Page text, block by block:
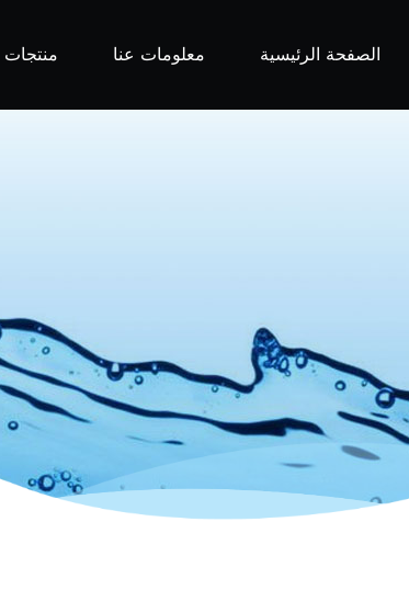
الصفحة الرئيسية معلومات عنا منتجات